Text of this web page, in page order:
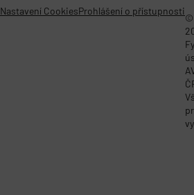
©
Nastavení CookiesProhlášení o přístupnosti